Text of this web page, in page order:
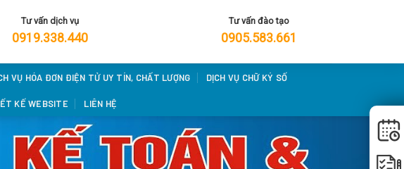
Tư vấn dịch vụ
0919.338.440
Tư vấn đào tạo
0905.583.661
VỤ HÓA ĐƠN ĐIỆN TỬ UY TÍN, CHẤT LƯỢNG DỊCH VỤ CHỮ KÝ SỐ
KẾ WEBSITE LIÊN HỆ